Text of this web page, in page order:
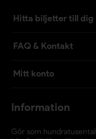
Hitta biljetter till dig
FAQ & Kontakt
Mitt konto
Information
Gör som